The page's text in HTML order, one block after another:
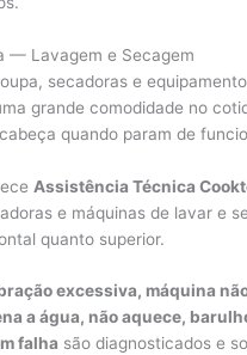
— Lavagem e Secagem
secadoras e
grande comodidade no
quando param de
Assistência Técnica
e máquinas de lavar e
quanto superior.
excessiva, máquina
a água, não aquece,
falha são diagnosticados e